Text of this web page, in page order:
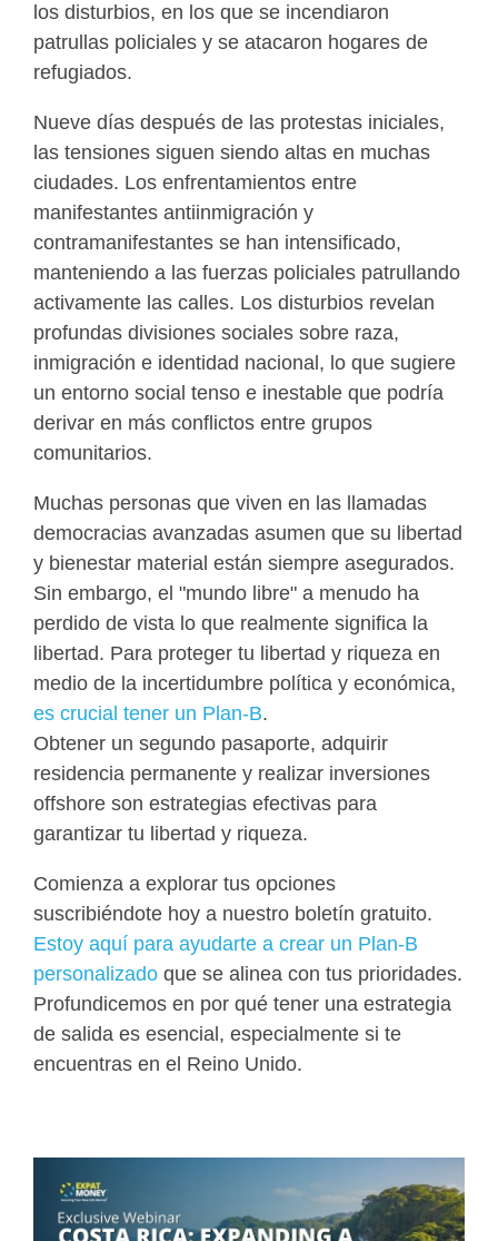
los disturbios, en los que se incendiaron
patrullas policiales y se atacaron hogares de
refugiados.
Nueve días después de las protestas iniciales,
las tensiones siguen siendo altas en muchas
ciudades. Los enfrentamientos entre
manifestantes antiinmigración y
contramanifestantes se han intensificado,
manteniendo a las fuerzas policiales patrullando
activamente las calles. Los disturbios revelan
profundas divisiones sociales sobre raza,
inmigración e identidad nacional, lo que sugiere
un entorno social tenso e inestable que podría
derivar en más conflictos entre grupos
comunitarios.
Muchas personas que viven en las llamadas
democracias avanzadas asumen que su libertad
y bienestar material están siempre asegurados.
Sin embargo, el "mundo libre" a menudo ha
perdido de vista lo que realmente significa la
libertad. Para proteger tu libertad y riqueza en
medio de la incertidumbre política y económica,
es crucial tener un Plan-B.
Obtener un segundo pasaporte, adquirir
residencia permanente y realizar inversiones
offshore son estrategias efectivas para
garantizar tu libertad y riqueza.
Comienza a explorar tus opciones
suscribiéndote hoy a nuestro boletín gratuito.
Estoy aquí para ayudarte a crear un Plan-B
personalizado que se alinea con tus prioridades.
Profundicemos en por qué tener una estrategia
de salida es esencial, especialmente si te
encuentras en el Reino Unido.